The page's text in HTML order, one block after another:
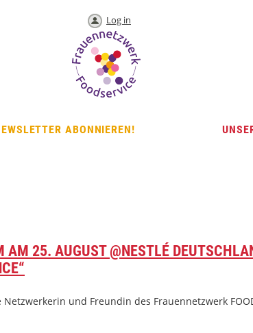
Log in
ABONNIEREN!
AM 25. AUGUST @NESTLÉ
Netzwerkerin und Freundin des Frauennetzwerk